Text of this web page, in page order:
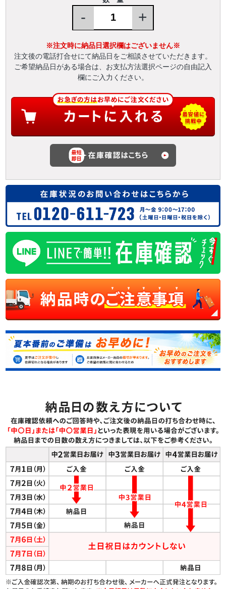
- +
※注文時に納品日選択欄はございません※
注文後の電話打合せにて納品日をご相談させていただきます。
ご希望納品日がある場合は、お支払方法選択ページの自由記入
欄にご入力ください。